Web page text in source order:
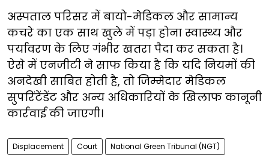
अस्पताल परिसर में बायो-मेडिकल और सामान्य
कचरे का एक साथ खुले में पड़ा होना स्वास्थ्य और
पर्यावरण के लिए गंभीर खतरा पैदा कर सकता है।
ऐसे में एनजीटी ने साफ किया है कि यदि नियमों की
अनदेखी साबित होती है, तो जिम्मेदार मेडिकल
सुपरिंटेंडेंट और अन्य अधिकारियों के खिलाफ कानूनी
कार्रवाई की जाएगी।
Displacement Court National Green Tribunal (NGT)